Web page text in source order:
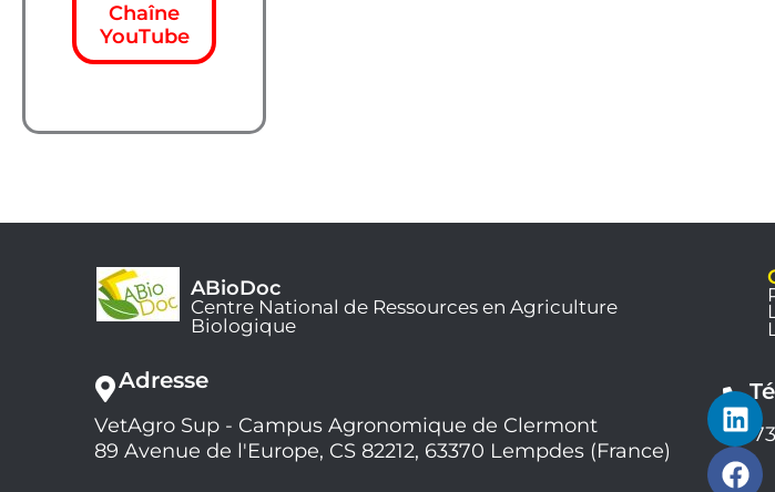
Chaîne
YouTube
ABioDoc
Centre National de Ressources en Agriculture
Biologique
Adresse
VetAgro Sup - Campus Agronomique de Clermont
89 Avenue de l'Europe, CS 82212, 63370 Lempdes (France)
04
L
i
n
F
a
c
Y
o
u